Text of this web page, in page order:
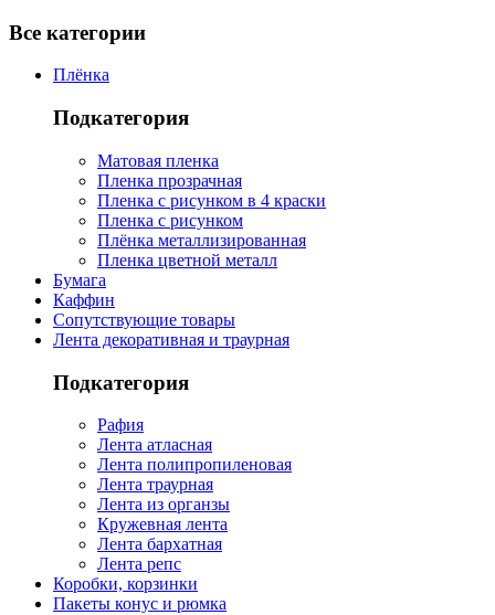
Все категории
Плёнка
Подкатегория
Матовая пленка
Пленка прозрачная
Пленка с рисунком в 4 краски
Пленка с рисунком
Плёнка металлизированная
Пленка цветной металл
Бумага
Каффин
Сопутствующие товары
Лента декоративная и траурная
Подкатегория
Рафия
Лента атласная
Лента полипропиленовая
Лента траурная
Лента из органзы
Кружевная лента
Лента бархатная
Лента репс
Коробки, корзинки
Пакеты конус и рюмка